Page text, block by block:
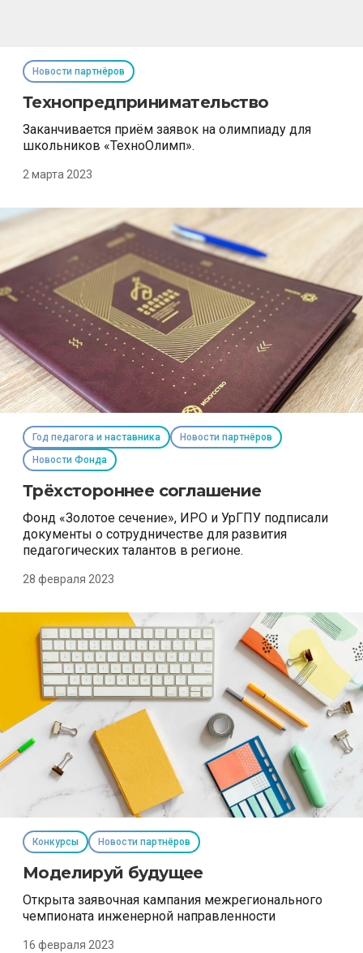
Новости партнёров
Технопредпринимательство
Заканчивается приём заявок на олимпиаду для
школьников «ТехноОлимп».
2 марта 2023
Год педагога и наставника
Новости партнёров
Новости Фонда
Трёхстороннее соглашение
Фонд «Золотое сечение», ИРО и УрГПУ подписали
документы о сотрудничестве для развития
педагогических талантов в регионе.
28 февраля 2023
Конкурсы Новости партнёров
Моделируй будущее
Открыта заявочная кампания межрегионального
чемпионата инженерной направленности
16 февраля 2023